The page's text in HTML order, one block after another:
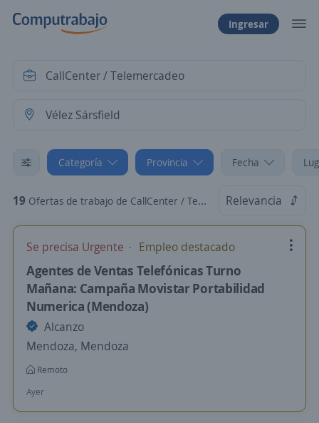
Ingresar
Categoría Provincia Fecha
19 Ofertas de trabajo de CallCenter / Telemercadeo en Vélez Sársfield, Capital Federal Relevancia
Se precisa Urgente Empleo destacado
Agentes de Ventas Telefónicas Turno
Mañana: Campaña Movistar Portabilidad
Numerica (Mendoza)
Alcanzo
Mendoza, Mendoza
Remoto
Ayer